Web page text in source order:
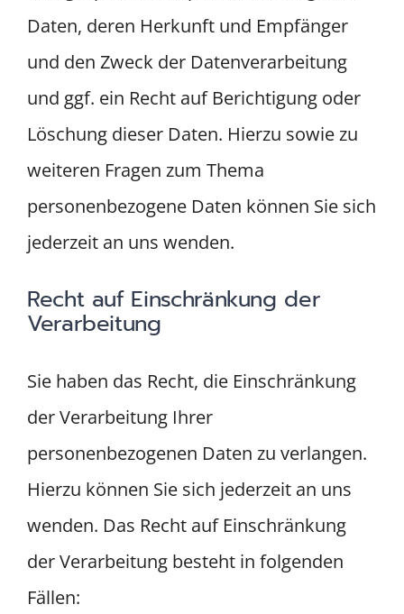
Daten, deren Herkunft und Empfänger
und den Zweck der Datenverarbeitung
und ggf. ein Recht auf Berichtigung oder
Löschung dieser Daten. Hierzu sowie zu
weiteren Fragen zum Thema
personenbezogene Daten können Sie sich
jederzeit an uns wenden.
Recht auf Einschränkung der
Verarbeitung
Sie haben das Recht, die Einschränkung
der Verarbeitung Ihrer
personenbezogenen Daten zu verlangen.
Hierzu können Sie sich jederzeit an uns
wenden. Das Recht auf Einschränkung
der Verarbeitung besteht in folgenden
Fällen: